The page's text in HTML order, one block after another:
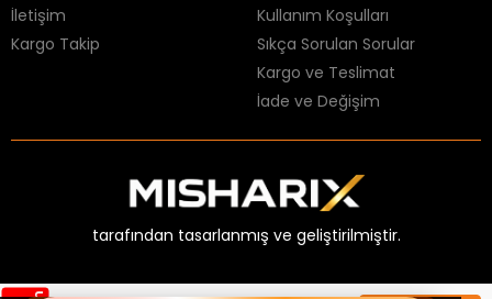
İletişim
Kargo Takip
Kullanım Koşulları
Sıkça Sorulan Sorular
Kargo ve Teslimat
İade ve Değişim
tarafından tasarlanmış ve geliştirilmiştir.